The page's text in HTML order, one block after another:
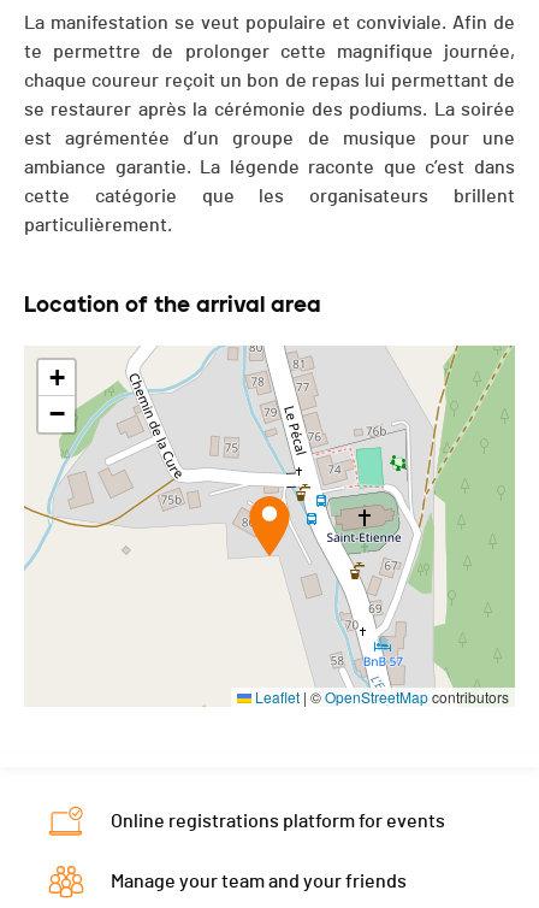
La manifestation se veut populaire et conviviale. Afin de
te permettre de prolonger cette magnifique journée,
chaque coureur reçoit un bon de repas lui permettant de
se restaurer après la cérémonie des podiums. La soirée
est agrémentée d’un groupe de musique pour une
ambiance garantie. La légende raconte que c’est dans
cette catégorie que les organisateurs brillent
particulièrement.
Location of the arrival area
+
−
Leaflet | ©OpenStreetMapcontributors
Online registrations platform for events
Manage your team and your friends